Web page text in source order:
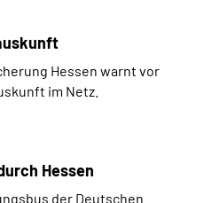
Hessen warnt vor
im Netz.
Hessen
der Deutschen